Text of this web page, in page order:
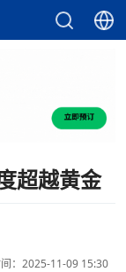
超越黄金
：2025-11-09 15:30